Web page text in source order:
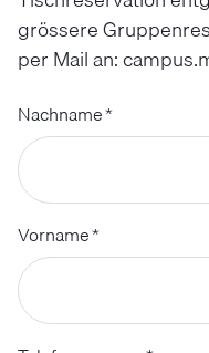
grössere
per Mail an:
Nachname*
Vorname*